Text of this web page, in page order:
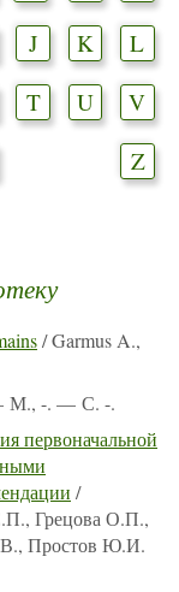
J K
L
T U
V
Z
/ Garmus A.,
— М., -. — С. -.
первоначальной
/
Грецова О.П.,
Простов Ю.И.